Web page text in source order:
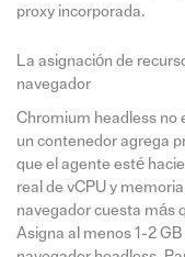
proxy incorporada.
La asignación de
navegador
Chromium headless no
un contenedor agrega
que el agente esté
real de vCPU y
navegador cuesta más
Asigna al menos 1-2